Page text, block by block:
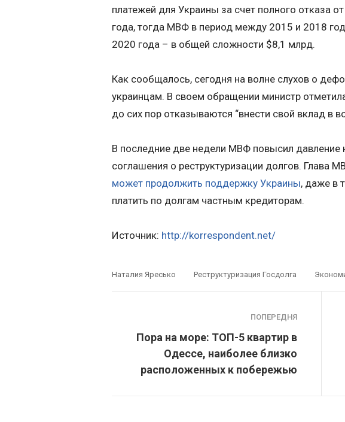
платежей для Украины за счет полного отказа
года, тогда МВФ в период между 2015 и 2018
2020 года – в общей сложности $8,1 млрд.
Как сообщалось, сегодня на волне слухов о
украинцам. В своем обращении министр
до сих пор отказываются “внести свой вклад в
В последние две недели МВФ повысил давление
соглашения о реструктуризации долгов. Глава
может продолжить поддержку Украины, даже в
платить по долгам частным кредиторам.
Источник: http://korrespondent.net/
Наталия Яресько Реструктуризация Госдолга
ПОПЕРЕДНЯ
Пора на море: ТОП-5 квартир в
Одессе, наиболее близко
расположенных к побережью